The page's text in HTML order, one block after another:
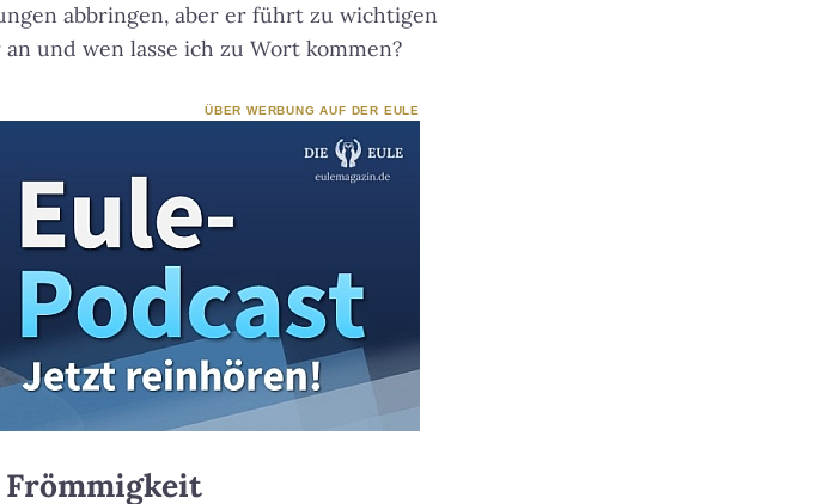
abbringen, aber er führt zu wichtigen
und wen lasse ich zu Wort kommen?
ÜBER WERBUNG AUF DER EULE